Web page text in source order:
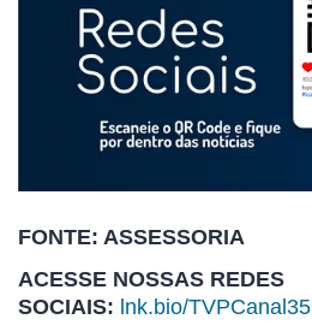
FONTE: ASSESSORIA
ACESSE NOSSAS REDES
SOCIAIS: lnk.bio/TVPCanal35